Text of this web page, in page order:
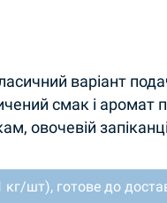
варіант
смак і аромат
овочевій
кг/шт), готове до